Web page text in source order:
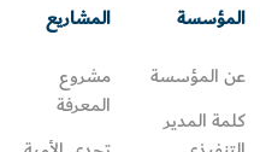
المؤسسة
عن المؤسسة
كلمة المدير
المشاريع
مشروع
المعرفة